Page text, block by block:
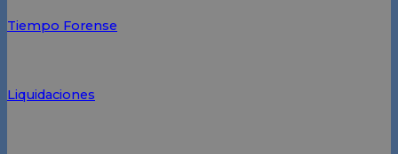
Tiempo Forense
Liquidaciones